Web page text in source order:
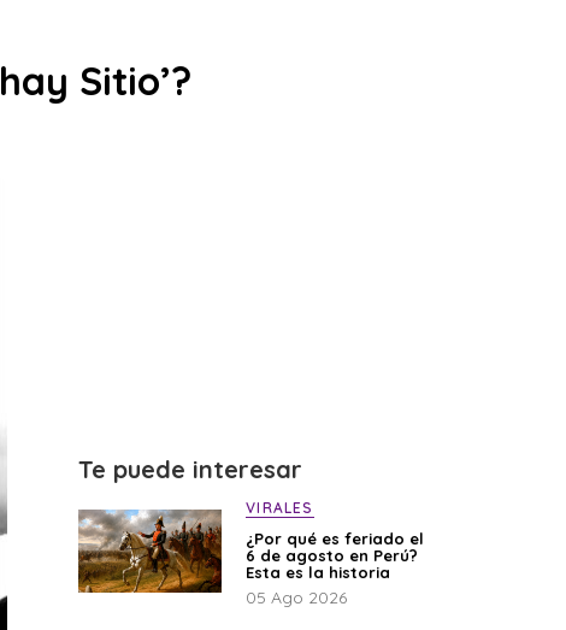
Sitio’?
Te puede interesar
VIRALES
¿Por qué es feriado el
6 de agosto en Perú?
Esta es la historia
05 Ago 2026